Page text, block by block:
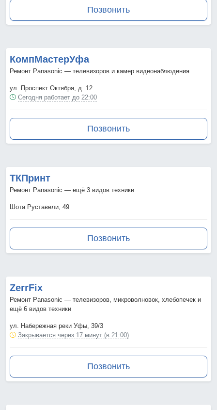
Позвонить
КомпМастерУфа
Ремонт Panasonic — телевизоров и камер видеонаблюдения
ул. Проспект Октября, д. 12
Сегодня работает до 22:00
Позвонить
ТКПринт
Ремонт Panasonic — ещё 3 видов техники
Шота Руставели, 49
Позвонить
ZerrFix
Ремонт Panasonic — телевизоров, микроволновок, хлебопечек и
ещё 6 видов техники
ул. Набережная реки Уфы, 39/3
Закрывается через 17 минут (в 21:00)
Позвонить